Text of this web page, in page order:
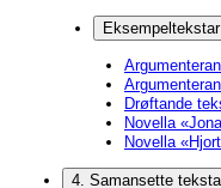
Drøftande
Novella
Novella
4. Samansette